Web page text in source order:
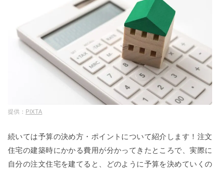
PIXTA
続いては予算の決め方・ポイントについて紹介します！注文
住宅の建築時にかかる費用が分かってきたところで、実際に
自分の注文住宅を建てると、どのように予算を決めていくの